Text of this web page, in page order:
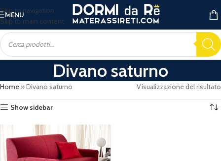
Skip to navigation
Skip to main content
MENU
Divano saturno
Home »Divano saturno Visualizzazione del risultato
Show sidebar